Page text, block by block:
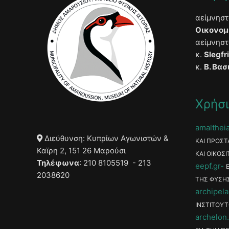
Διεύθυνση: Κυπρίων Αγωνιστών &
Καϊρη 2, 151 26 Μαρούσι
Τηλέφωνα: 210 8105519 - 213
2038620
κ.
κ. Β.
ΚΑΙ
ΚΑΙ
eepf.gr
ΤΗΣ